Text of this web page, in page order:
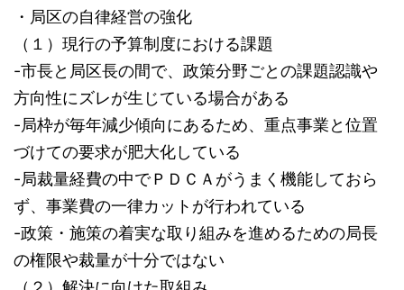
・局区の自律経営の強化
（１）現行の予算制度における課題
-市長と局区長の間で、政策分野ごとの課題認識や
方向性にズレが生じている場合がある
-局枠が毎年減少傾向にあるため、重点事業と位置
づけての要求が肥大化している
-局裁量経費の中でＰＤＣＡがうまく機能しておら
ず、事業費の一律カットが行われている
-政策・施策の着実な取り組みを進めるための局長
の権限や裁量が十分ではない